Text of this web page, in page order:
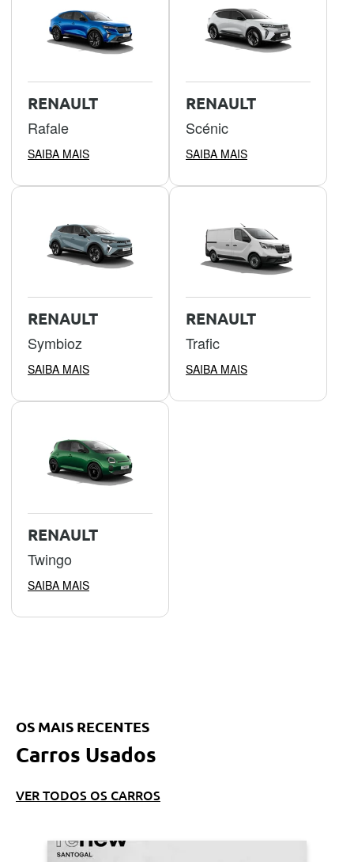
RENAULT
Rafale
SAIBA MAIS
RENAULT
Scénic
SAIBA MAIS
RENAULT
Symbioz
SAIBA MAIS
RENAULT
Trafic
SAIBA MAIS
RENAULT
Twingo
SAIBA MAIS
OS MAIS RECENTES
Carros Usados
VER TODOS OS CARROS